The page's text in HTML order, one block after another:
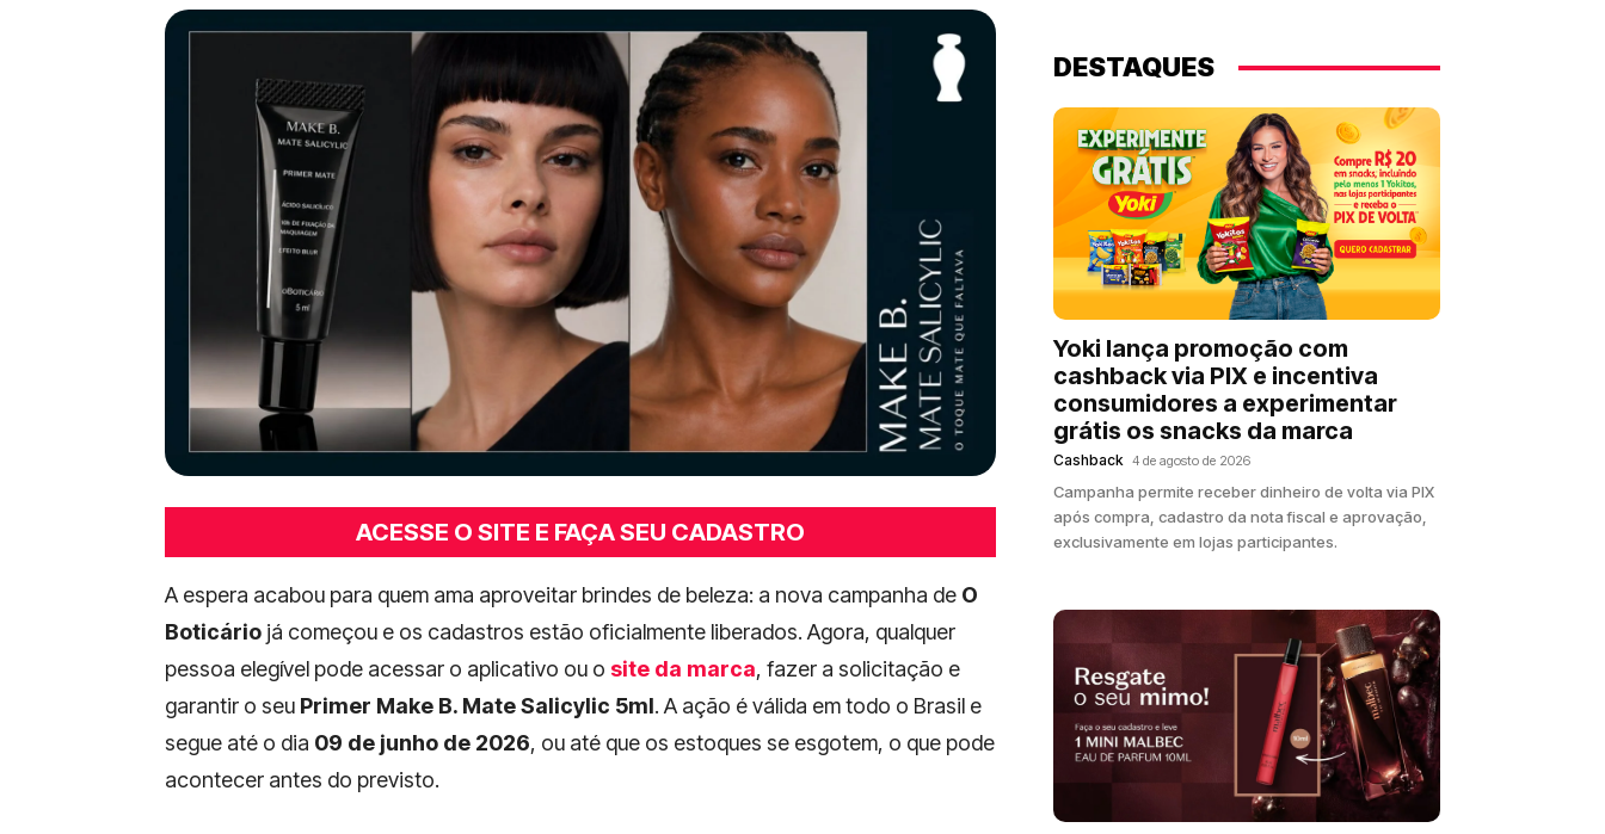
ACESSE O SITE E FAÇA SEU CADASTRO
A espera acabou para quem ama aproveitar brindes de beleza: a nova campanha de O
Boticário já começou e os cadastros estão oficialmente liberados. Agora, qualquer
pessoa elegível pode acessar o aplicativo ou o site da marca, fazer a solicitação e
garantir o seu Primer Make B. Mate Salicylic 5ml. A ação é válida em todo o Brasil e
segue até o dia 09 de junho de 2026, ou até que os estoques se esgotem, o que pode
acontecer antes do previsto.
DESTAQUES
Yoki lança promoção com
cashback via PIX e incentiva
consumidores a experimentar
grátis os snacks da marca
Cashback 4 de agosto de 2026
Campanha permite receber dinheiro de volta via PIX
após compra, cadastro da nota fiscal e aprovação,
exclusivamente em lojas participantes.